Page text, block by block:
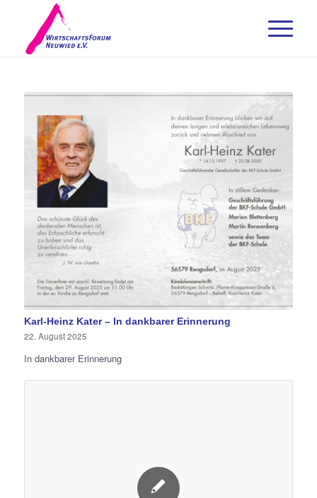
Karl-Heinz Kater – In dankbarer Erinnerung
22. August 2025
In dankbarer Erinnerung